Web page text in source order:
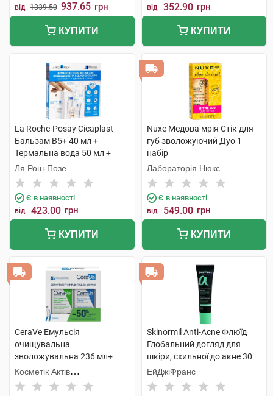
від 1339.50 937.65 грн
КУПИТИ
від 352.90 грн
КУПИТИ
La Roche-Posay Cicaplast
Бальзам B5+ 40 мл +
Термальна вода 50 мл +
Lipikar Syndet AP+ Крем-гель
15 мл + AntheliosUVA 400 1
набір
Ля Рош-Позе
Є в наявності
від 423.00 грн
КУПИТИ
Nuxe Медова мрія Стік для
губ зволожуючий Дуо 1
набір
Лабораторія Нюкс
Є в наявності
від 549.00 грн
КУПИТИ
CeraVe Емульсія
очищувальна
зволожувальна 236 мл+
молочко зволожувальне
236 мл 1 набір
Косметік Актів
Інтернаціональ
Skinormil Anti-Acne Флюїд
Глобальний догляд для
шкіри, схильної до акне 30
мл 1 туба
ЕйДжіФранс